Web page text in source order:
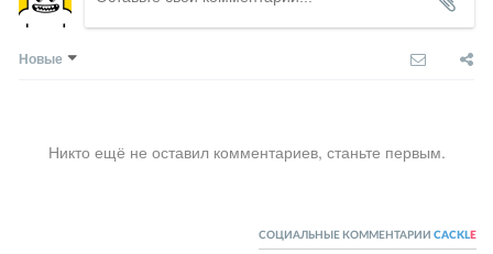
Новые
Никто ещё не оставил комментариев, станьте первым.
СОЦИАЛЬНЫЕ КОММЕНТАРИИ CACKL E